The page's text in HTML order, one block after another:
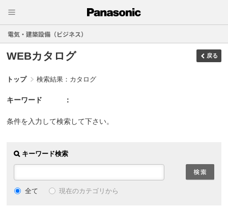
電気・建築設備（ビジネス）
WEBカタログ 戻る
トップ 検索結果：カタログ
キーワード
条件を入力して検索して下さい。
キーワード検索
全て 現在のカテゴリから